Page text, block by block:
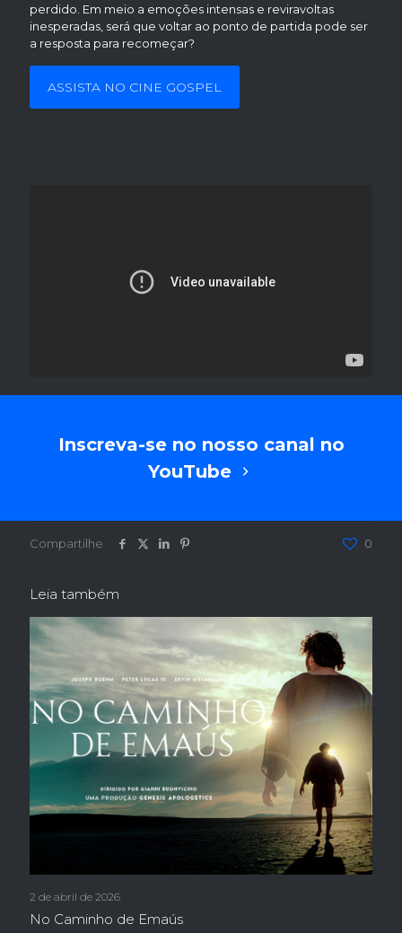
perdido. Em meio a emoções intensas e reviravoltas
inesperadas, será que voltar ao ponto de partida pode ser
a resposta para recomeçar?
ASSISTA NO CINE GOSPEL
Inscreva-se no nosso canal no
YouTube
Compartilhe 0
Leia também
2 de abril de 2026
No Caminho de Emaús